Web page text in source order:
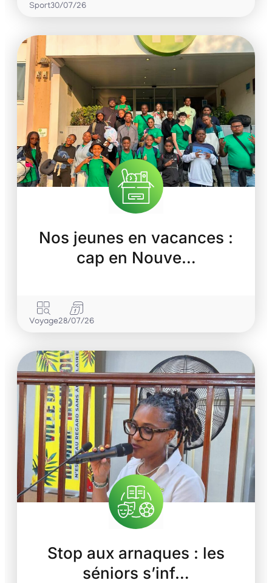
Sport30/07/26
Nos jeunes en vacances :
cap en Nouve…
Voyage28/07/26
Stop aux arnaques : les
séniors s’inf…